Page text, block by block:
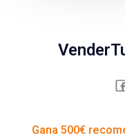
Gana 500€